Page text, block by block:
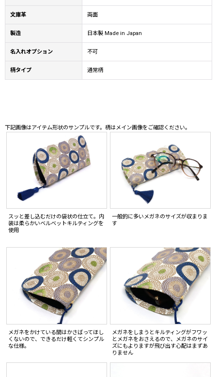
文庫革 両面
製造 日本製 Made in Japan
名入れオプション 不可
柄タイプ 通常柄
下記画像はアイテム形状のサンプルです。柄はメイン画像をご確認ください。
スッと差し込むだけの袋状の仕立て。内
装は柔らかいベルベットキルティングを
使用
一般的に多いメガネのサイズが収まりま
す
メガネをかけている間はかさばってほし
くないので、できるだけ軽くてシンプル
な仕様。
メガネをしまうとキルティングがフワッ
とメガネをおさえるので、メガネのサイ
ズにもよりますが飛び出す心配はまずあ
りません